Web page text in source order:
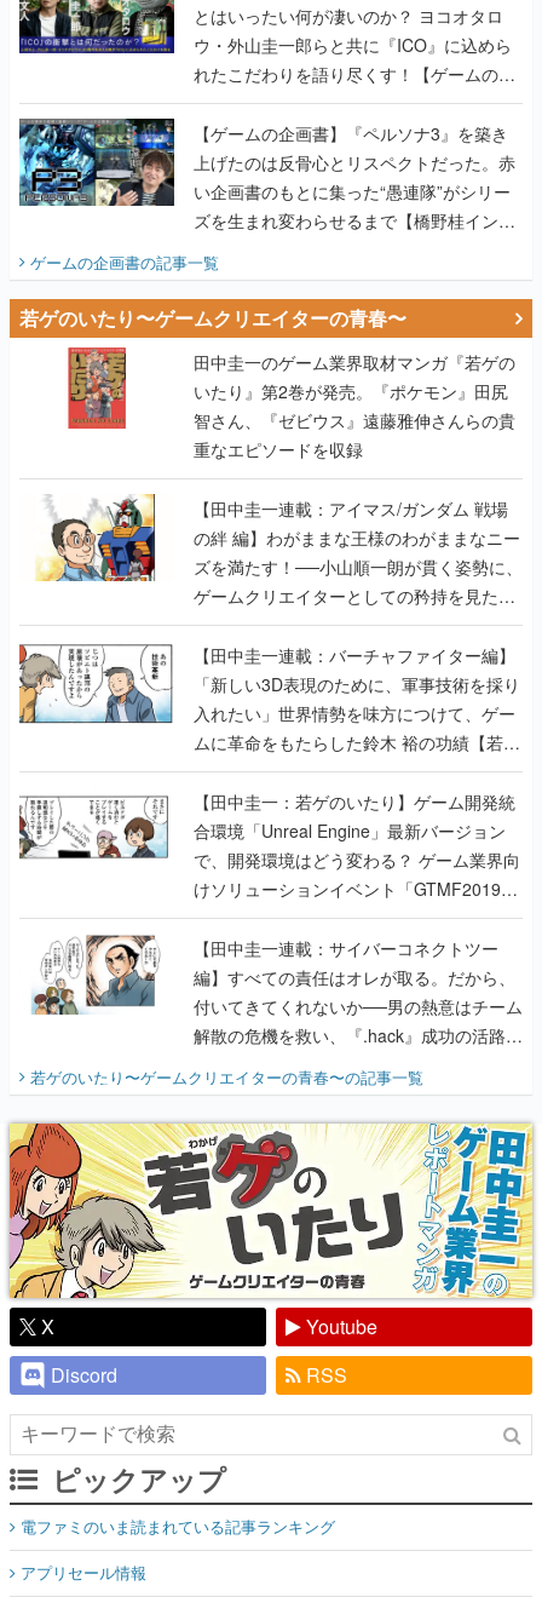
とはいったい何が凄いのか？ ヨコオタロ
ウ・外山圭一郎らと共に『ICO』に込めら
れたこだわりを語り尽くす！【ゲームの企
画書】
【ゲームの企画書】『ペルソナ3』を築き
上げたのは反骨心とリスペクトだった。赤
い企画書のもとに集った“愚連隊”がシリー
ズを生まれ変わらせるまで【橋野桂インタ
ゲームの企画書の記事一覧
若ゲのいたり〜ゲームクリエイターの青春〜
田中圭一のゲーム業界取材マンガ『若ゲの
いたり』第2巻が発売。『ポケモン』田尻
智さん、『ゼビウス』遠藤雅伸さんらの貴
重なエピソードを収録
【田中圭一連載：アイマス/ガンダム 戦場
の絆 編】わがままな王様のわがままなニー
ズを満たす！──小山順一朗が貫く姿勢に、
ゲームクリエイターとしての矜持を見た
【若ゲのいたり最終回】
【田中圭一連載：バーチャファイター編】
「新しい3D表現のために、軍事技術を採り
入れたい」世界情勢を味方につけて、ゲー
ムに革命をもたらした鈴木 裕の功績【若ゲ
のいたり】
【田中圭一：若ゲのいたり】ゲーム開発統
合環境「Unreal Engine」最新バージョン
で、開発環境はどう変わる？ ゲーム業界向
けソリューションイベント「GTMF2019」
に行って、より理解を深めよう【PR】
【田中圭一連載：サイバーコネクトツー
編】すべての責任はオレが取る。だから、
付いてきてくれないか──男の熱意はチーム
解散の危機を救い、『.hack』成功の活路を
『少年ジャンプ』色だった【若ゲのいた
り】
若ゲのいたり〜ゲームクリエイターの青春〜の記事一覧
X
Youtube
Discord
RSS
ピックアップ
電ファミのいま読まれている記事ランキング
アプリセール情報